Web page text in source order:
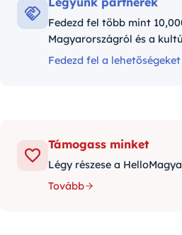
Fedezd fel több mint
Magyarországról és a
Fedezd fel a lehetőségeket
Támogass minket
Légy részese a
Tovább